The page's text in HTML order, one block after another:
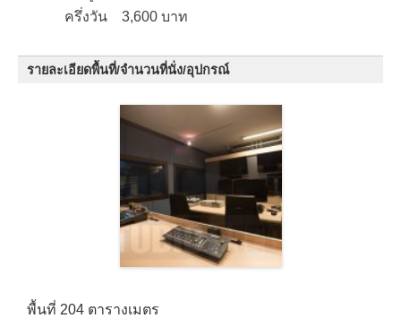
ครึ่งวัน 3,600 บาท
รายละเอียดพื้นที่/จำนวนที่นั่ง/อุปกรณ์
พื้นที่ 204 ตารางเมตร